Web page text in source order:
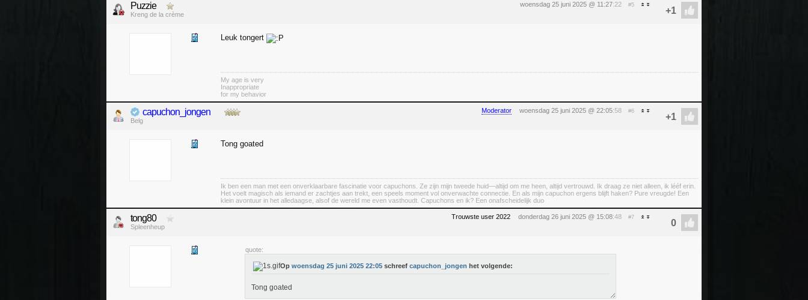
woensdag 25 juni 2025 @ 11:27:22 #5
Puzzie
Kreng de la crème
Leuk tongert
My age is very
Inappropriate
for my behavior
Moderator woensdag 25 juni 2025 @ 22:05:58 #6
capuchon_jongen
Belg
Tong goated
Ik ben een man met een onverklaarbare fascinatie voor capuchons. Ze zijn mijn tweede huid—altijd om me heen, altijd vertrouwd. Ik draag ze niet alleen, ik lééf erin.
Het voelt magisch als iemand er zachtjes aan trekt, een speels moment vol onverwachte connectie. En als mijn capuchon ergens blijft haken? Pure vreugde! Een
klein avontuur in het alledaagse, alsof de wereld me even vasthoudt. Capuchons en ik? Een onafscheidelijk duo
Trouwste user 2022 donderdag 26 juni 2025 @ 15:08:48 #7
tong80
Spleenheup
quote:
Op woensdag 25 juni 2025 22:05 schreef capuchon_jongen het volgende:
Tong goated